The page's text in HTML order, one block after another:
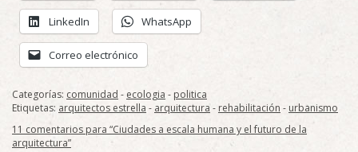
LinkedIn WhatsApp
Correo electrónico
Categorías: comunidad - ecologia - politica
Etiquetas: arquitectos estrella - arquitectura - rehabilitación - urbanismo
11 comentarios para “Ciudades a escala humana y el futuro de la
arquitectura”